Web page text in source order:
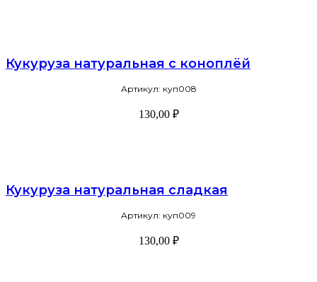
Кукуруза натуральная с коноплёй
Артикул: куп008
130,00 ₽
Кукуруза натуральная сладкая
Артикул: куп009
130,00 ₽